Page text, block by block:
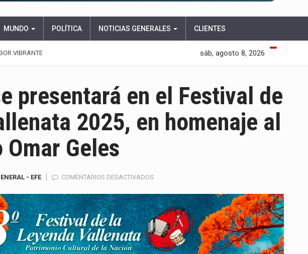
MUNDO POLÍTICA NOTICIAS GENERALES CLIENTES
VIBRANTE sáb, agosto 8, 2026
presentará en el Festival de
2025, en homenaje al
Geles
- EFE COMENTARIOS DESACTIVADOS
DAYÁN
SE
PRESENTARÁ
EN
EL
FESTIVAL